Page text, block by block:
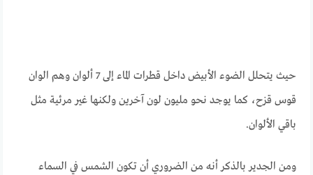
حيث يتحلل الضوء الأبيض داخل قطرات الماء إلى 7 ألوان وهم الوان
قوس قزح، كما يوجد نحو مليون لون آخرين ولكنها غير مرئية مثل
باقي الألوان.
ومن الجدير بالذكر أنه من الضروري أن تكون الشمس في السماء